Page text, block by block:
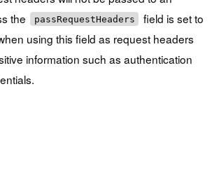
the
passRequestHeaders
field is set to
using this field as request headers
information such as authentication